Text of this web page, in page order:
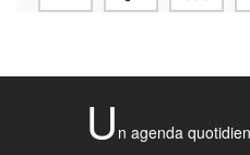
U n agenda